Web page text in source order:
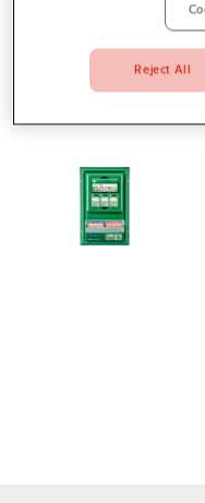
Profilshop
Serviceverkstad
Företagsprofilering
Movab
Reject All